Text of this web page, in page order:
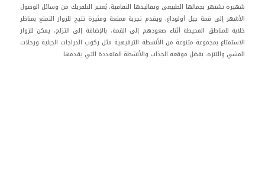
شهيرة تشتهر بجمالها الطبيعي وتقاليدها الثقافية. يُعتبر التلفريك من وسائل الوصول
الأشهر إلى قمة جبل أولوداغ، ويقدم تجربة ممتعة ومثيرة تتيح للزوار التمتع بمناظر
خلابة للمناطق المحيطة أثناء صعودهم إلى القمة. بالإضافة إلى التزلج، يمكن للزوار
الاستمتاع بمجموعة متنوعة من الأنشطة الترفيهية مثل ركوب الدراجات الجبلية ورحلات
المشي والتنزه. بفضل موقعه الجذاب والأنشطة المتعددة التي يقدمها